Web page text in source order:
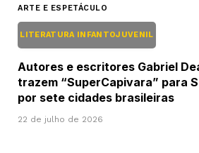
ARTE E ESPETÁCULO
LITERATURA INFANTOJUVENIL
Autores e escritores Gabriel
trazem “SuperCapivara” para
por sete cidades brasileiras
22 de julho de 2026